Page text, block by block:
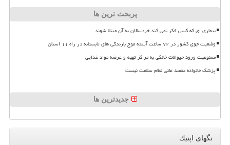
پربحث ترین ها
بیماری ای که کسی فکر نمی کند خردسالان به آن مبتلا شوند
وضعیت جوی کشور در ۷۲ ساعت آینده موج بارندگی های تابستانه در راه ۱۱ استان
ممنوعیت ورود حیوانات خانگی به مراکز تهیه و عرضه مواد غذایی
پزشک خانواده مقصد غائی نظام سلامت نیست
جدیدترین ها
تگهای اپتیك